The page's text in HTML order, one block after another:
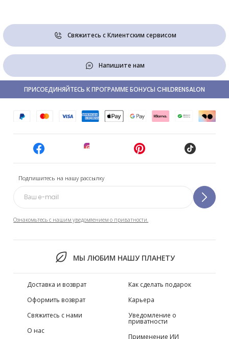
Свяжитесь с Клиентским сервисом
Напишите нам
Подпишитесь на нашу рассылку
Ознакомьтесь с нашим уведомлением о приватности.
МЫ ЛЮБИМ НАШУ ПЛАНЕТУ
ПРИСОЕДИНЯЙТЕСЬ К ПРОГРАММЕ БОНУСЫ CHILDRENSALON
Доставка и возврат
Оформить возврат
Свяжитесь с нами
О нас
Как сделать подарок
Карьера
Уведомление о
приватности
Применение ИИ